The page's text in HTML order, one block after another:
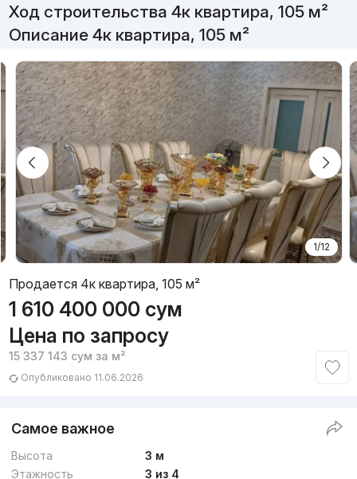
Ход строительства 4к квартира, 105 м²
Описание 4к квартира, 105 м²
1/12
Продается 4к квартира, 105 м²
1 610 400 000 сум
Цена по запросу
15 337 143 сум за м²
Опубликовано 11.06.2026
Самое важное
Высота
3 м
Этажность
3 из 4